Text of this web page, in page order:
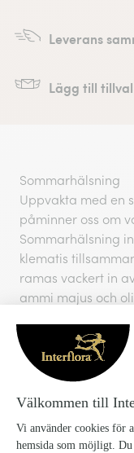
Leverans
Lägg till
Sommarhälsning
Uppvakta med en
påminner oss om
Sommarhälsning
klematis
ramas vackert in
ammi majus och
Storlekarna
santini.
Vasen på bilderna